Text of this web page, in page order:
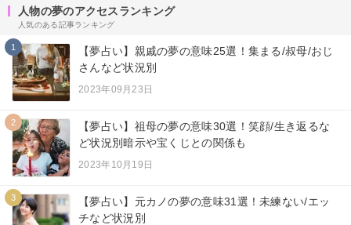
人物の夢のアクセスランキング
人気のある記事ランキング
1
【夢占い】親戚の夢の意味25選！集まる/叔母/おじ
さんなど状況別
2023年09月23日
2
【夢占い】祖母の夢の意味30選！笑顔/生き返るな
ど状況別暗示や宝くじとの関係も
2023年10月19日
3
【夢占い】元カノの夢の意味31選！未練ない/エッ
チなど状況別